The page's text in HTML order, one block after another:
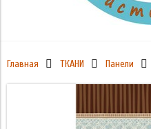
Главная ТКАНИ Панели